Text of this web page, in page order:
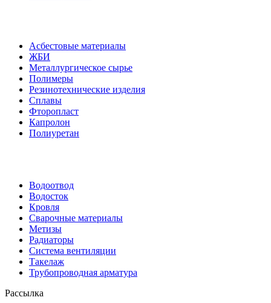
Асбестовые материалы
ЖБИ
Металлургическое сырье
Полимеры
Резинотехнические изделия
Сплавы
Фторопласт
Капролон
Полиуретан
Водоотвод
Водосток
Кровля
Сварочные материалы
Метизы
Радиаторы
Система вентиляции
Такелаж
Трубопроводная арматура
Рассылка